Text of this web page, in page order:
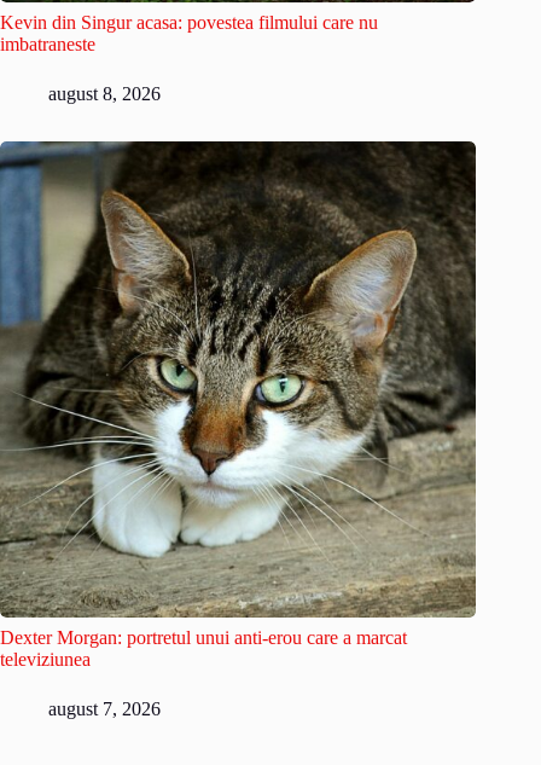
Kevin din Singur acasa: povestea filmului care nu
imbatraneste
august 8, 2026
Dexter Morgan: portretul unui anti-erou care a marcat
televiziunea
august 7, 2026